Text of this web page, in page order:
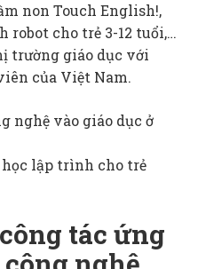
non Touch English!,
cho trẻ 3-12 tuổi,…
trường giáo dục với
của Việt Nam.
trình cho trẻ
tác ứng